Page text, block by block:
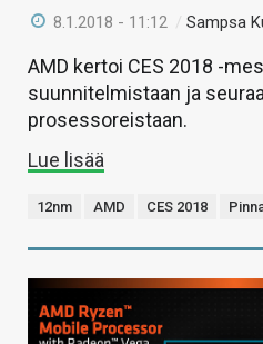
8.1.2018 - 11:12 /Sampsa
AMD kertoi CES 2018 -
suunnitelmistaan ja
prosessoreistaan.
Lue lisää
12nm AMD CES 2018